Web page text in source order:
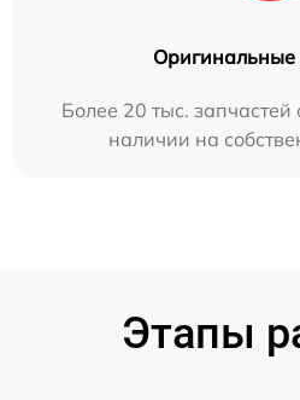
Оригинальные
Более 20 тыс. запчастей
наличии на
Этапы